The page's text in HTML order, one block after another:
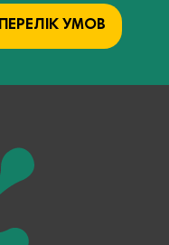
УМОВ